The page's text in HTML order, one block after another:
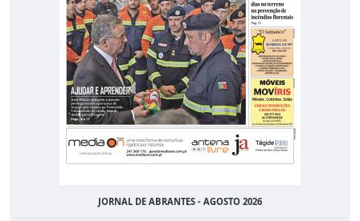
JORNAL DE ABRANTES - AGOSTO 2026